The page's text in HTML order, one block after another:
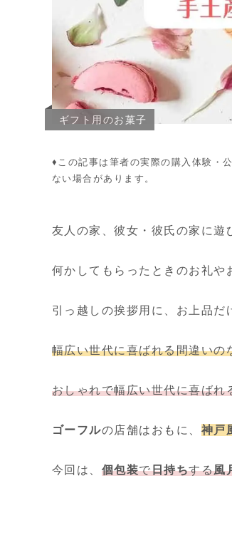
ギフト用のお菓子
♦︎この記事は筆者の実際の購入体験・
ない場合があります。
友人の家、彼女・彼氏の家に遊
何かしてもらったときのお礼や
引っ越しの挨拶用に、お上品だ
幅広い世代に喜ばれる間違いの
おしゃれで幅広い世代に喜ばれ
ゴーフルの店舗はおもに、 神戸
今回は、 個包装で日持ちする風